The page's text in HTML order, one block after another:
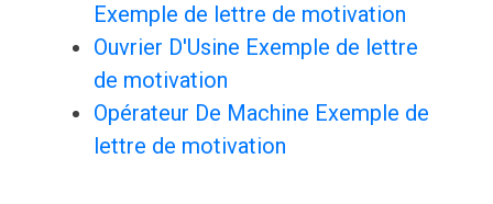
Exemple de lettre de motivation
Ouvrier D'Usine Exemple de lettre
de motivation
Opérateur De Machine Exemple de
lettre de motivation